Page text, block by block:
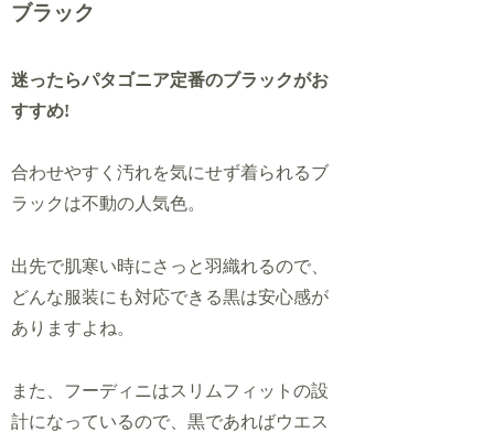
ブラック
迷ったらパタゴニア定番のブラックがお
すすめ!
合わせやすく汚れを気にせず着られるブ
ラックは不動の人気色。
出先で肌寒い時にさっと羽織れるので、
どんな服装にも対応できる黒は安心感が
ありますよね。
また、フーディニはスリムフィットの設
計になっているので、黒であればウエス